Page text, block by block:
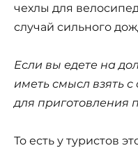
чехлы для
случай сильного
Если вы едете на
иметь смысл взять
для приготовления
То есть у туристов